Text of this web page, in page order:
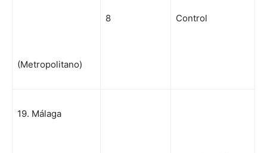
(Metropolitano)
8 Control
19. Málaga